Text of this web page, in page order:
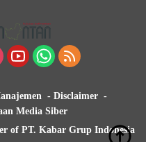
Disclaimer
Media Siber
of PT. Kabar Grup Indonesia